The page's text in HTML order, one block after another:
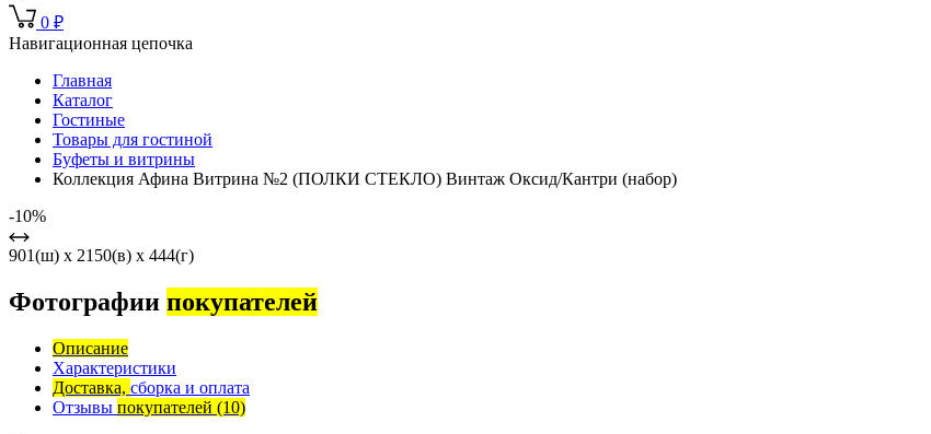
0 ₽
Навигационная цепочка
Главная
Каталог
Гостиные
Товары для гостиной
Буфеты и витрины
Коллекция Афина Витрина №2 (ПОЛКИ СТЕКЛО) Винтаж Оксид/Кантри (набор)
-10%
901(ш) x 2150(в) x 444(г)
Фотографии покупателей
Описание
Характеристики
Доставка, сборка и оплата
Отзывы покупателей (10)